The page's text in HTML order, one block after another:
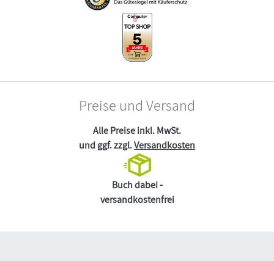
Preise und Versand
Alle Preise inkl. MwSt.
und ggf. zzgl.Versandkosten
Buch dabei -
versandkostenfrei